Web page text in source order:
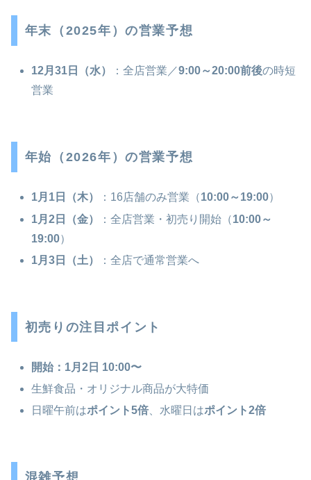
年末（2025年）の営業予想
12月31日（水） ：全店営業／9:00～20:00前後の時短
営業
年始（2026年）の営業予想
1月1日（木） ：16店舗のみ営業（10:00～19:00）
1月2日（金）
：全店営業・初売り開始（10:00～
19:00）
1月3日（土）
：全店で通常営業へ
初売りの注目ポイント
開始：1月2日 10:00〜
生鮮食品・オリジナル商品が大特価
日曜午前はポイント5倍、水曜日はポイント2倍